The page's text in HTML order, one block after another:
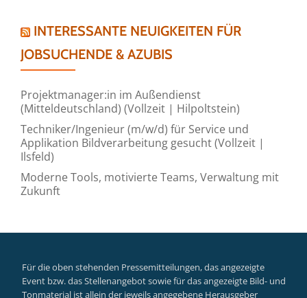
INTERESSANTE NEUIGKEITEN FÜR
JOBSUCHENDE & AZUBIS
Projektmanager:in im Außendienst
(Mitteldeutschland) (Vollzeit | Hilpoltstein)
Techniker/Ingenieur (m/w/d) für Service und
Applikation Bildverarbeitung gesucht (Vollzeit |
Ilsfeld)
Moderne Tools, motivierte Teams, Verwaltung mit
Zukunft
Für die oben stehenden Pressemitteilungen, das angezeigte
Event bzw. das Stellenangebot sowie für das angezeigte Bild- und
Tonmaterial ist allein der jeweils angegebene Herausgeber